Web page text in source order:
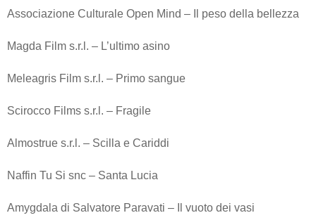
Associazione Culturale Open Mind – Il peso della bellezza
Magda Film s.r.l. – L’ultimo asino
Meleagris Film s.r.l. – Primo sangue
Scirocco Films s.r.l. – Fragile
Almostrue s.r.l. – Scilla e Cariddi
Naffin Tu Si snc – Santa Lucia
Amygdala di Salvatore Paravati – Il vuoto dei vasi